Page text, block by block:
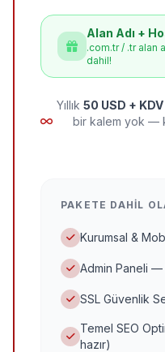
Alan Adı +
.com.tr / .tr alan
dahil!
Yıllık 50 USD + KDV
bir kalem yok —
PAKETE DAHIL
Kurumsal &
Admin Paneli —
SSL Güvenlik
Temel SEO
hazır)